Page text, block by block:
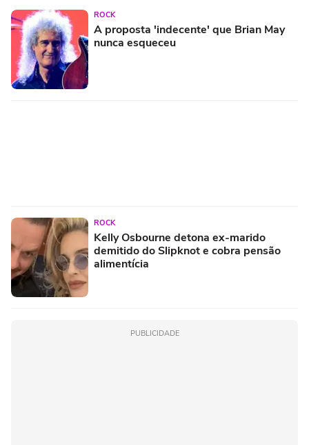
ROCK
A proposta 'indecente' que Brian May
nunca esqueceu
ROCK
Kelly Osbourne detona ex-marido
demitido do Slipknot e cobra pensão
alimentícia
PUBLICIDADE